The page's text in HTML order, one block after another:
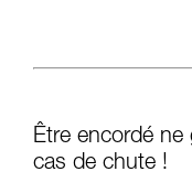
Être encordé ne
cas de chute !